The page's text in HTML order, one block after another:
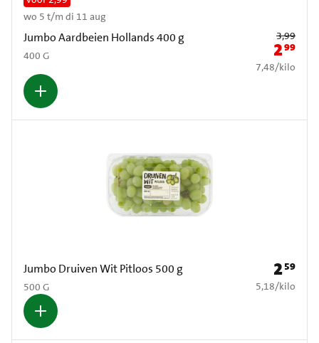
Jumbo Aardbeien Hollands 400 g
400 G
wo 5 t/m di 11 aug
Oude prijs: €
3,99
Nieuwe
299
€ 7,48 per kilo
7,48/kilo
Jumbo Druiven Wit Pitloos 500 g
500 G
Prijs: €
259
€ 5,18 per kilo
5,18/kilo